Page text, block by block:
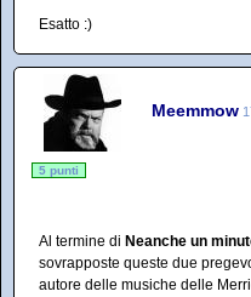
Esatto :)
Meemmow
5 punti
Al termine di Neanche un
sovrapposte queste due
autore delle musiche delle